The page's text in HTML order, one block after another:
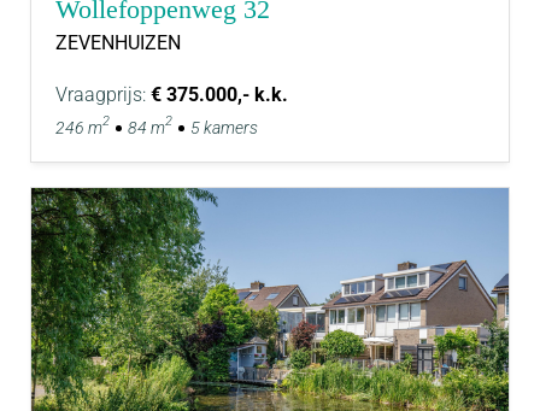
Wollefoppenweg 32
ZEVENHUIZEN
Vraagprijs: € 375.000,- k.k.
246 m2 84 m2 5 kamers